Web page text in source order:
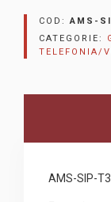
COD:AMS-
CATEGORIE:
TELEFONIA/
AMS-SIP-